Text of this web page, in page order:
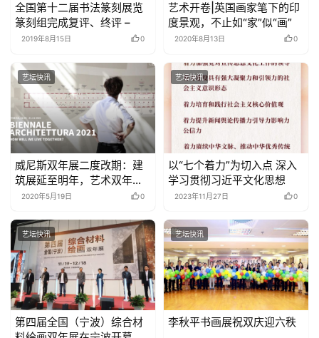
全国第十二届书法篆刻展览
篆刻组完成复评、终评 –
2019年8月15日 0
艺术开卷|英国画家笔下的印
度景观，不止如“家”似“画”
2020年8月13日 0
艺坛快讯
威尼斯双年展二度改期：建
筑展延至明年，艺术双年展
延至后年
2020年5月19日 0
艺坛快讯
以“七个着力”为切入点 深入
学习贯彻习近平文化思想
2023年11月27日 0
艺坛快讯
第四届全国（宁波）综合材
艺坛快讯
李秋平书画展祝双庆迎六秩